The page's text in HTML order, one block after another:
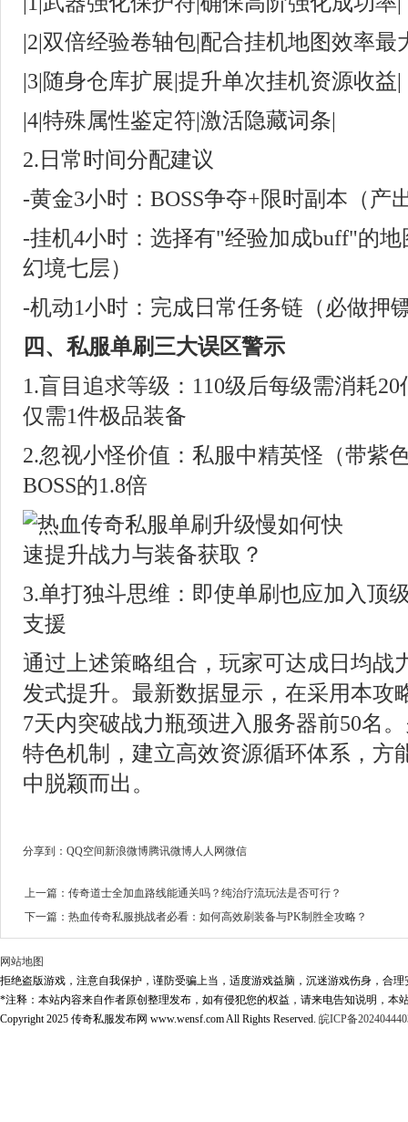
|2|双倍经验卷轴包|配合挂机地图效率最
|3|随身仓库扩展|提升单次挂机资源收益|
|4|特殊属性鉴定符|激活隐藏词条|
2.日常时间分配建议
-黄金3小时：BOSS争夺+限时副本（产
-挂机4小时：选择有"经验加成buff"的
幻境七层）
-机动1小时：完成日常任务链（必做押
四、私服单刷三大误区警示
1.盲目追求等级：110级后每级需消耗
仅需1件极品装备
2.忽视小怪价值：私服中精英怪（带紫
BOSS的1.8倍
3.单打独斗思维：即使单刷也应加入顶
支援
通过上述策略组合，玩家可达成日均战
发式提升。最新数据显示，在采用本攻
7天内突破战力瓶颈进入服务器前50名
特色机制，建立高效资源循环体系，方
中脱颖而出。
分享到： QQ空间新浪微博腾讯微博人人网微信
上一篇：传奇道士全加血路线能通关吗？纯治疗流玩法是否可行？
下一篇：热血传奇私服挑战者必看：如何高效刷装备与PK制胜全攻略？
网站地图
拒绝盗版游戏，注意自我保护，谨防受骗上当，适度游戏益脑，沉迷游戏伤身，合
*注释：本站内容来自作者原创整理发布，如有侵犯您的权益，请来电告知说明，本
Copyright 2025 传奇私服发布网 www.wensf.com All Rights Reserved. 皖ICP备